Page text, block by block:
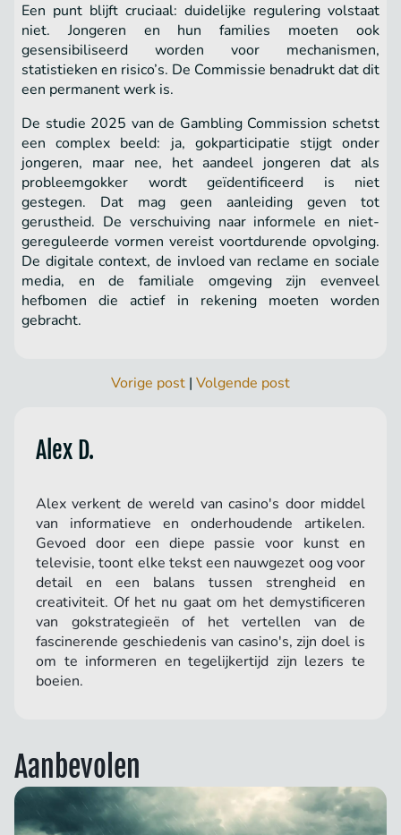
Een punt blijft cruciaal: duidelijke regulering volstaat
niet. Jongeren en hun families moeten ook
gesensibiliseerd worden voor mechanismen,
statistieken en risico’s. De Commissie benadrukt dat dit
een permanent werk is.
De studie 2025 van de Gambling Commission schetst
een complex beeld: ja, gokparticipatie stijgt onder
jongeren, maar nee, het aandeel jongeren dat als
probleemgokker wordt geïdentificeerd is niet
gestegen. Dat mag geen aanleiding geven tot
gerustheid. De verschuiving naar informele en niet-
gereguleerde vormen vereist voortdurende opvolging.
De digitale context, de invloed van reclame en sociale
media, en de familiale omgeving zijn evenveel
hefbomen die actief in rekening moeten worden
gebracht.
Vorige post | Volgende post
Alex D.
Alex verkent de wereld van casino's door middel
van informatieve en onderhoudende artikelen.
Gevoed door een diepe passie voor kunst en
televisie, toont elke tekst een nauwgezet oog voor
detail en een balans tussen strengheid en
creativiteit. Of het nu gaat om het demystificeren
van gokstrategieën of het vertellen van de
fascinerende geschiedenis van casino's, zijn doel is
om te informeren en tegelijkertijd zijn lezers te
boeien.
Aanbevolen